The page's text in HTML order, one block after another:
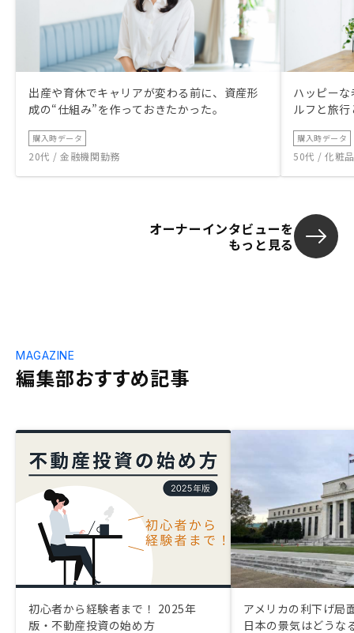
出産や育休でキャリアが変わる前に、資産形
成の“仕組み”を作っておきたかった。
購入時データ
20代 / 金融機関勤務
ハッピー
ルフと旅
購入時データ
50代 / 化粧
オーナーインタビューを
もっと見る
編集部おすすめ記事
MAGAZINE
初心者から経験者まで！ 2025年
版・不動産投資の始め方
アメリカの利下げ局
日本の景気はどうな